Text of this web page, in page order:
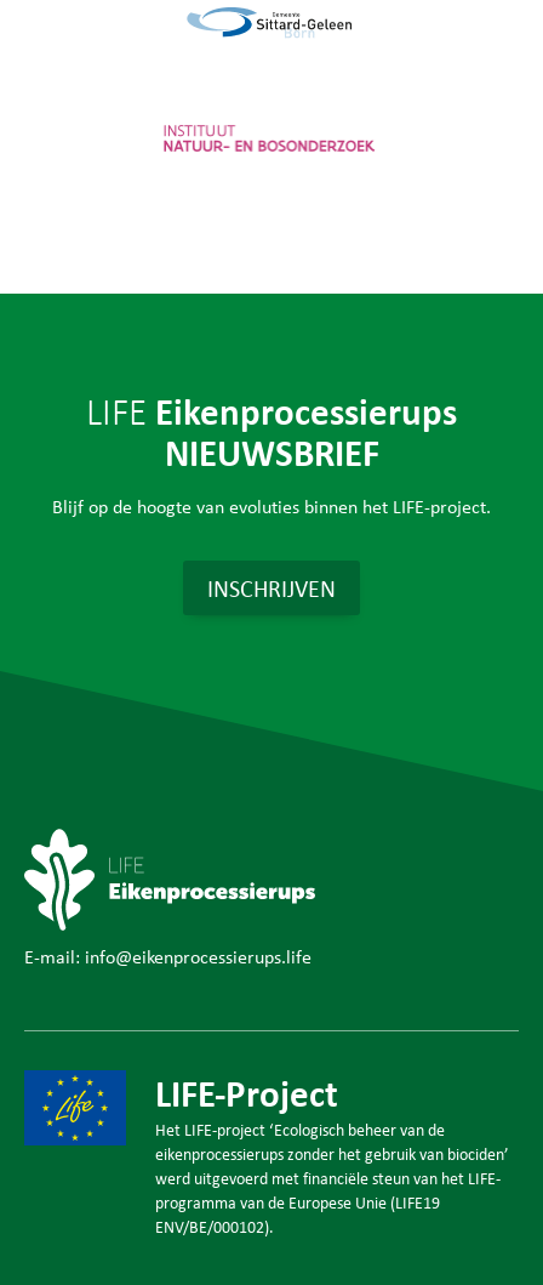
LIFE Eikenprocessierups
NIEUWSBRIEF
Blijf op de hoogte van evoluties binnen het LIFE-project.
INSCHRIJVEN
E-mail: info@eikenprocessierups.life
LIFE-Project
Het LIFE-project ‘Ecologisch beheer van de
eikenprocessierups zonder het gebruik van biociden’
werd uitgevoerd met financiële steun van het LIFE-
programma van de Europese Unie (LIFE19
ENV/BE/000102).